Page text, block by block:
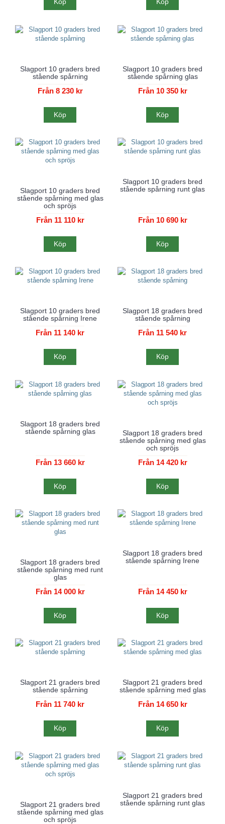
Köp Köp
Slagport 10 graders bred
stående spårning
Från 8 230 kr
Köp
Slagport 10 graders bred
stående spårning glas
Från 10 350 kr
Köp
Slagport 10 graders bred
stående spårning med glas
och spröjs
Från 11 110 kr
Köp
Slagport 10 graders bred
stående spårning runt glas
Från 10 690 kr
Köp
Slagport 10 graders bred
stående spårning Irene
Från 11 140 kr
Köp
Slagport 18 graders bred
stående spårning
Från 11 540 kr
Köp
Slagport 18 graders bred
stående spårning glas
Från 13 660 kr
Köp
Slagport 18 graders bred
stående spårning med glas
och spröjs
Från 14 420 kr
Köp
Slagport 18 graders bred
stående spårning med runt
glas
Från 14 000 kr
Köp
Slagport 18 graders bred
stående spårning Irene
Från 14 450 kr
Köp
Slagport 21 graders bred
stående spårning
Från 11 740 kr
Köp
Slagport 21 graders bred
stående spårning med glas
Från 14 650 kr
Köp
Slagport 21 graders bred
stående spårning med glas
och spröjs
Slagport 21 graders bred
stående spårning runt glas